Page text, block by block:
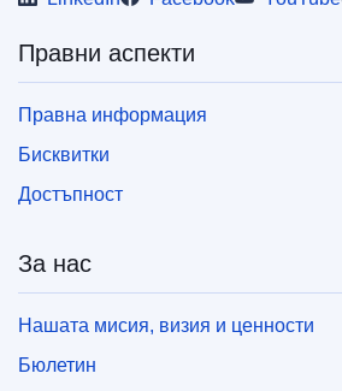
Правни аспекти
Правна информация
Бисквитки
Достъпност
За нас
Нашата мисия, визия и ценности
Бюлетин